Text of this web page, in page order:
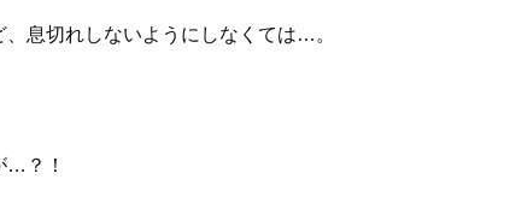
息切れしないようにしなくては…。
…？！